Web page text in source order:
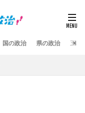
国の政治 県の政治 五島